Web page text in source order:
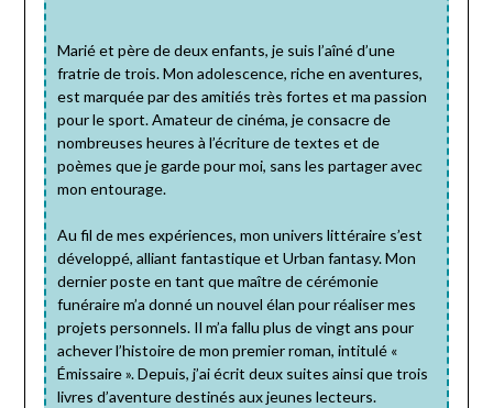
Marié et père de deux enfants, je suis l’aîné d’une
fratrie de trois. Mon adolescence, riche en aventures,
est marquée par des amitiés très fortes et ma passion
pour le sport. Amateur de cinéma, je consacre de
nombreuses heures à l’écriture de textes et de
poèmes que je garde pour moi, sans les partager avec
mon entourage.
Au fil de mes expériences, mon univers littéraire s’est
développé, alliant fantastique et Urban fantasy. Mon
dernier poste en tant que maître de cérémonie
funéraire m’a donné un nouvel élan pour réaliser mes
projets personnels. Il m’a fallu plus de vingt ans pour
achever l’histoire de mon premier roman, intitulé «
Émissaire ». Depuis, j’ai écrit deux suites ainsi que trois
livres d’aventure destinés aux jeunes lecteurs.